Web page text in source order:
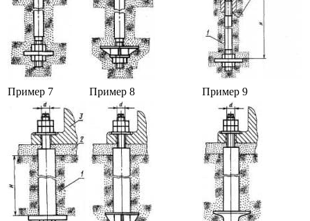
Пример 7 Пример 8 Пример 9